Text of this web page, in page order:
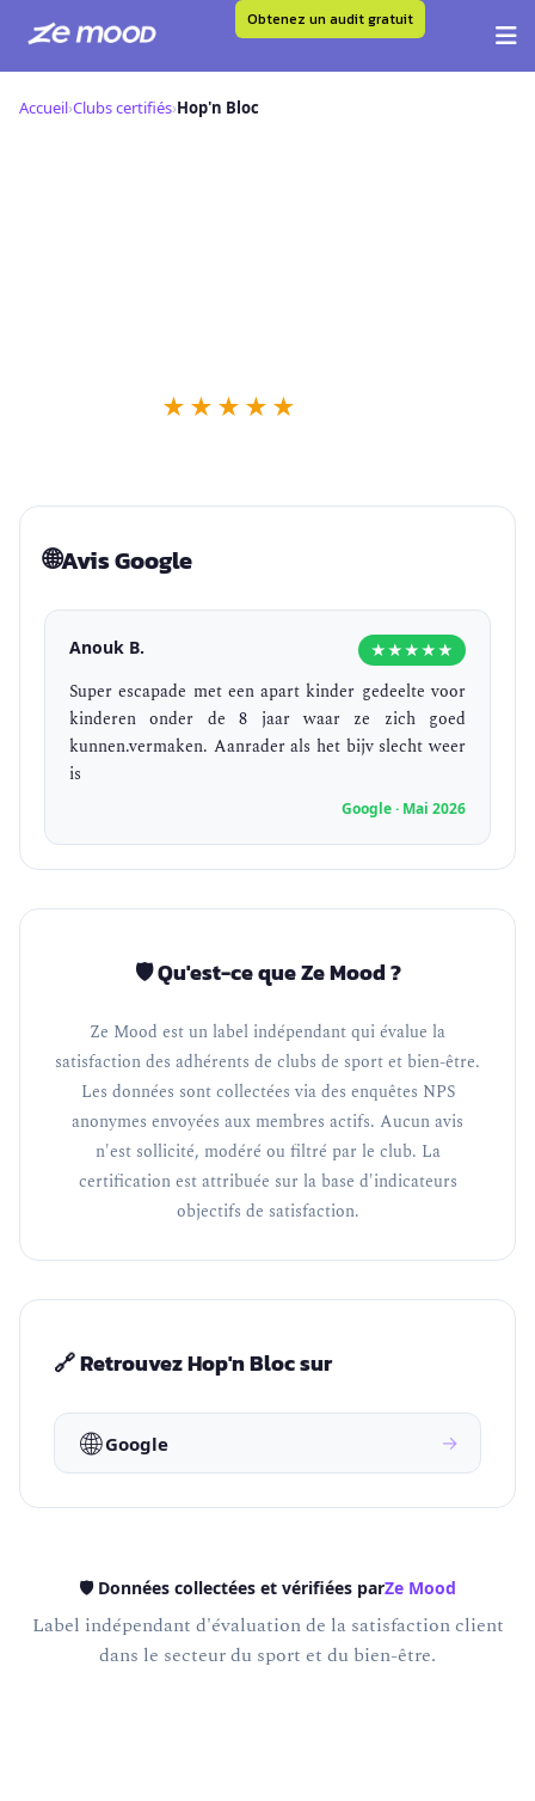
contenu
Obtenez un audit gratuit
Accueil›Clubs certifiés›Hop'n Bloc
★ ★ ★ ★ ★
🌐Avis Google
Anouk B. ★★★★★
Super escapade met een apart kinder gedeelte voor
kinderen onder de 8 jaar waar ze zich goed
kunnen.vermaken. Aanrader als het bijv slecht weer
is
Google · Mai 2026
🛡️ Qu'est-ce que Ze Mood ?
Ze Mood est un label indépendant qui évalue la
satisfaction des adhérents de clubs de sport et bien-être.
Les données sont collectées via des enquêtes NPS
anonymes envoyées aux membres actifs. Aucun avis
n'est sollicité, modéré ou filtré par le club. La
certification est attribuée sur la base d'indicateurs
objectifs de satisfaction.
🔗 Retrouvez Hop'n Bloc sur
🌐 Google →
🛡️ Données collectées et vérifiées parZe Mood
Label indépendant d'évaluation de la satisfaction client
dans le secteur du sport et du bien-être.